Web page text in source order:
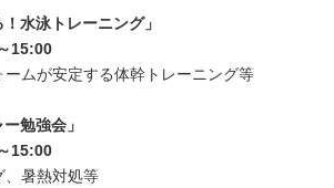
水泳トレーニング」
15:00
ムが安定する体幹トレーニング等
勉強会」
15:00
、暑熱対処等